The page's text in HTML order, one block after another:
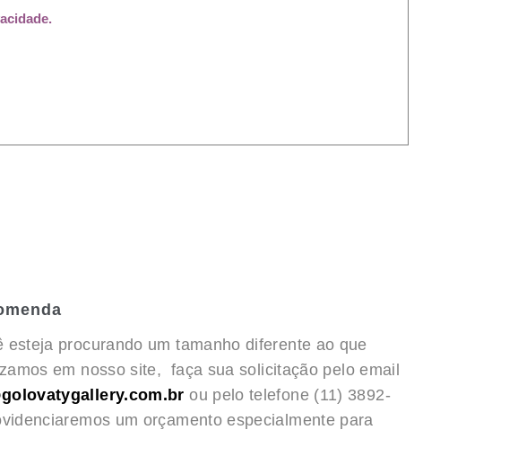
esteja procurando um tamanho diferente ao que
em nosso site, faça sua solicitação pelo email
ou pelo telefone (11) 3892-
um orçamento especialmente para